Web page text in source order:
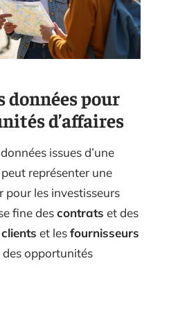
données pour
d’affaires
issues d’une
représenter une
pour les investisseurs
fine descontrats et des
clients et lesfournisseurs
des opportunités